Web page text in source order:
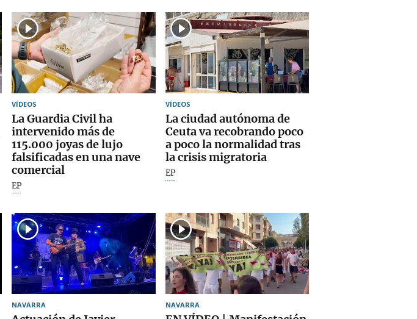
VÍDEOS
La Guardia Civil ha
intervenido más de
115.000 joyas de lujo
falsificadas en una nave
comercial
EP
VÍDEOS
La ciudad autónoma de
Ceuta va recobrando poco
a poco la normalidad tras
la crisis migratoria
EP
NAVARRA NAVARRA